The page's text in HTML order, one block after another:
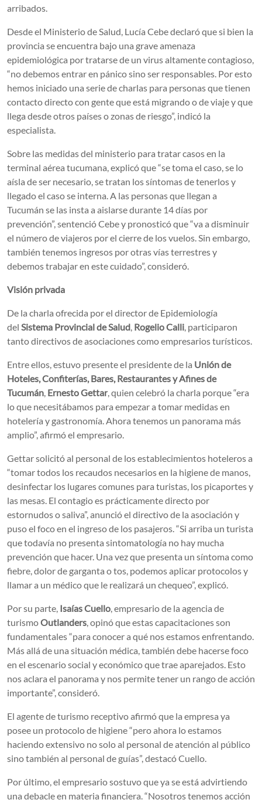
arribados.
Desde el Ministerio de Salud, Lucía Cebe declaró que si bien la
provincia se encuentra bajo una grave amenaza
epidemiológica por tratarse de un virus altamente contagioso,
“no debemos entrar en pánico sino ser responsables. Por esto
hemos iniciado una serie de charlas para personas que tienen
contacto directo con gente que está migrando o de viaje y que
llega desde otros países o zonas de riesgo”, indicó la
especialista.
Sobre las medidas del ministerio para tratar casos en la
terminal aérea tucumana, explicó que “se toma el caso, se lo
aísla de ser necesario, se tratan los síntomas de tenerlos y
llegado el caso se interna. A las personas que llegan a
Tucumán se las insta a aislarse durante 14 días por
prevención”, sentenció Cebe y pronosticó que “va a disminuir
el número de viajeros por el cierre de los vuelos. Sin embargo,
también tenemos ingresos por otras vías terrestres y
debemos trabajar en este cuidado”, consideró.
Visión privada
De la charla ofrecida por el director de Epidemiología
del Sistema Provincial de Salud, Rogelio Calli, participaron
tanto directivos de asociaciones como empresarios turísticos.
Entre ellos, estuvo presente el presidente de la Unión de
Hoteles, Confiterías, Bares, Restaurantes y Afines de
Tucumán, Ernesto Gettar, quien celebró la charla porque “era
lo que necesitábamos para empezar a tomar medidas en
hotelería y gastronomía. Ahora tenemos un panorama más
amplio”, afirmó el empresario.
Gettar solicitó al personal de los establecimientos hoteleros a
“tomar todos los recaudos necesarios en la higiene de manos,
desinfectar los lugares comunes para turistas, los picaportes y
las mesas. El contagio es prácticamente directo por
estornudos o saliva”, anunció el directivo de la asociación y
puso el foco en el ingreso de los pasajeros. “Si arriba un turista
que todavía no presenta sintomatología no hay mucha
prevención que hacer. Una vez que presenta un síntoma como
fiebre, dolor de garganta o tos, podemos aplicar protocolos y
llamar a un médico que le realizará un chequeo”, explicó.
Por su parte, Isaías Cuello, empresario de la agencia de
turismoOutlanders, opinó que estas capacitaciones son
fundamentales “para conocer a qué nos estamos enfrentando.
Más allá de una situación médica, también debe hacerse foco
en el escenario social y económico que trae aparejados. Esto
nos aclara el panorama y nos permite tener un rango de acción
importante”, consideró.
El agente de turismo receptivo afirmó que la empresa ya
posee un protocolo de higiene “pero ahora lo estamos
haciendo extensivo no solo al personal de atención al público
sino también al personal de guías”, destacó Cuello.
Por último, el empresario sostuvo que ya se está advirtiendo
una debacle en materia financiera. “Nosotros tenemos acción